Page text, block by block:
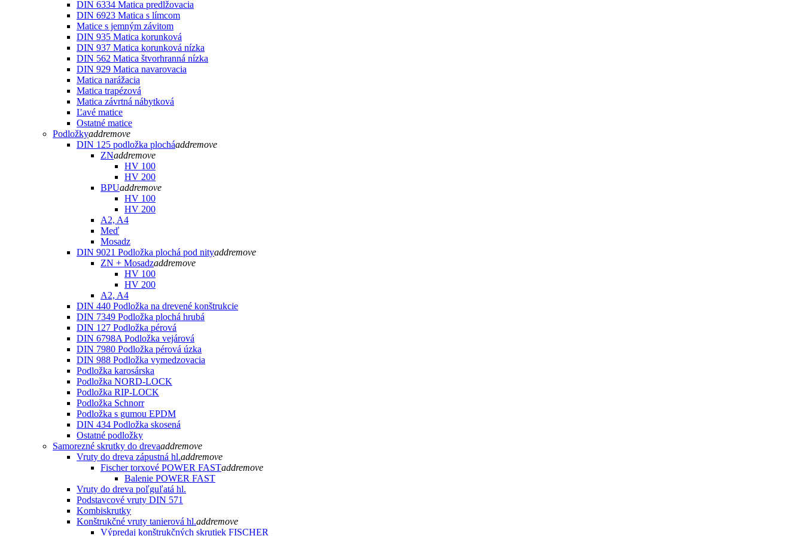
DIN 6334 Matica predlžovacia
DIN 6923 Matica s límcom
Matice s jemným závitom
DIN 935 Matica korunková
DIN 937 Matica korunková nízka
DIN 562 Matica štvorhranná nízka
DIN 929 Matica navarovacia
Matica narážacia
Matica trapézová
Matica závrtná nábytková
Ľavé matice
Ostatné matice
Podložkyaddremove
DIN 125 podložka plocháaddremove
ZNaddremove
HV 100
HV 200
BPUaddremove
HV 100
HV 200
A2, A4
Meď
Mosadz
DIN 9021 Podložka plochá pod nityaddremove
ZN + Mosadzaddremove
HV 100
HV 200
A2, A4
DIN 440 Podložka na drevené konštrukcie
DIN 7349 Podložka plochá hrubá
DIN 127 Podložka pérová
DIN 6798A Podložka vejárová
DIN 7980 Podložka pérová úzka
DIN 988 Podložka vymedzovacia
Podložka karosárska
Podložka NORD-LOCK
Podložka RIP-LOCK
Podložka Schnorr
Podložka s gumou EPDM
DIN 434 Podložka skosená
Ostatné podložky
Samorezné skrutky do drevaaddremove
Vruty do dreva zápustná hl.addremove
Fischer torxové POWER FASTaddremove
Balenie POWER FAST
Vruty do dreva poľguľatá hl.
Podstavcové vruty DIN 571
Kombiskrutky
Konštrukčné vruty tanierová hl.addremove
Výpredaj konštrukčných skrutiek FISCHER